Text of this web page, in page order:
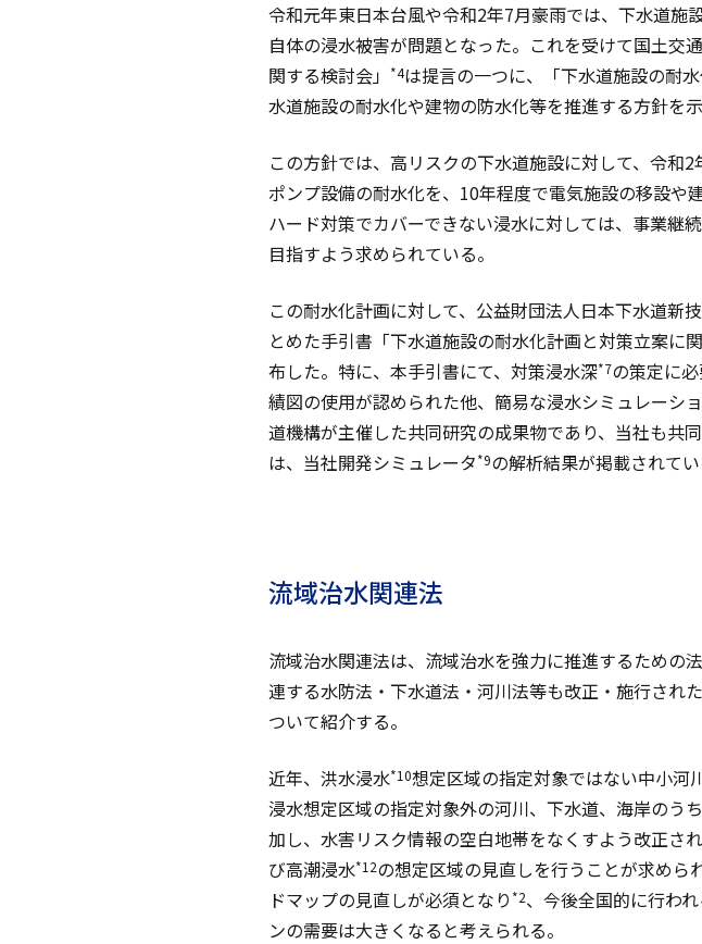
令和元年東日本台風や令和2年7月豪雨では、下水道
自体の浸水被害が問題となった。これを受けて国土交
関する検討会」
*4は提言の一つに、「下水道施設の耐水
水道施設の耐水化や建物の防水化等を推進する方針を示
この方針では、高リスクの下水道施設に対して、令和
ポンプ設備の耐水化を、10年程度で電気施設の移設や
ハード対策でカバーできない浸水に対しては、事業継
目指すよう求められている。
この耐水化計画に対して、公益財団法人日本下水道新
とめた手引書「下水道施設の耐水化計画と対策立案に関
布した。特に、本手引書にて、対策浸水深*7の策定に
績図の使用が認められた他、簡易な浸水シミュレーシ
道機構が主催した共同研究の成果物であり、当社も共
は、当社開発シミュレータ*9の解析結果が掲載されてい
流域治水関連法
流域治水関連法は、流域治水を強力に推進するための
連する水防法・下水道法・河川法等も改正・施行された
ついて紹介する。
近年、洪水浸水*10想定区域の指定対象ではない中小河
浸水想定区域の指定対象外の河川、下水道、海岸のう
加し、水害リスク情報の空白地帯をなくすよう改正さ
び高潮浸水*12の想定区域の見直しを行うことが求めら
ドマップの見直しが必須となり *2、今後全国的に行わ
ンの需要は大きくなると考えられる。